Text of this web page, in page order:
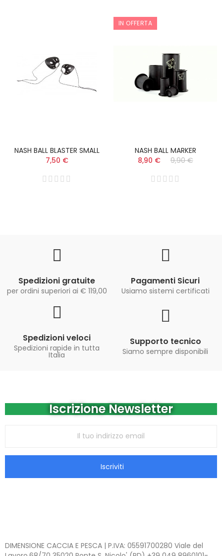
NASH BALL BLASTER SMALL
7,50 €
IN OFFERTA
NASH BALL MARKER
8,90 €
9,90 €
Spedizioni gratuite
per ordini superiori ai € 119,00
Pagamenti Sicuri
Usiamo sistemi certificati
Spedizioni veloci
Spedizioni rapide in tutta
Italia
Supporto tecnico
Siamo sempre disponibili
Iscrizione Newsletter
Iscriviti
DIMENSIONE CACCIA E PESCA | P.IVA: 05591700280 Viale del